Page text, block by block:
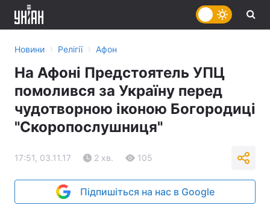
Новини › Релігії › Афон
На Афоні Предстоятель УПЦ
помолився за Україну перед
чудотворною іконою Богородиці
"Скоропослушниця"
17:51, 03.11.17 2 хв. 105
Підпишіться на нас в Google